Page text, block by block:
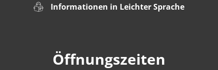
Informationen in Leichter Sprache
Öffnungszeiten